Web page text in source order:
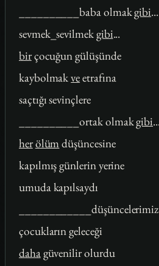
__________baba olmakgibi...
sevmek_sevilmekgibi...
birçocuğun gülüşünde
kaybolmakveetrafına
saçtığı sevinçlere
__________ortak olmakgibi
herölümdüşüncesine
kapılmış günlerin yerine
umuda kapılsaydı
____________düşüncelerimiz
çocukların geleceği
dahagüvenilir olurdu